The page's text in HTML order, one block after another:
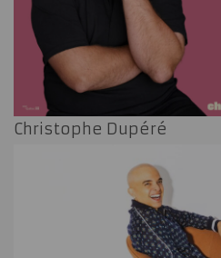
Christophe Dupéré